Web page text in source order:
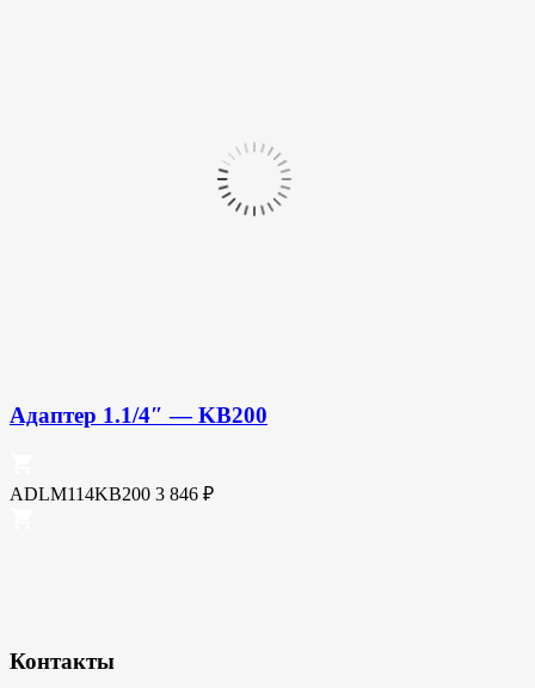
Адаптер 1.1/4″ — KB200
ADLM114KB200 3 846 ₽
Контакты